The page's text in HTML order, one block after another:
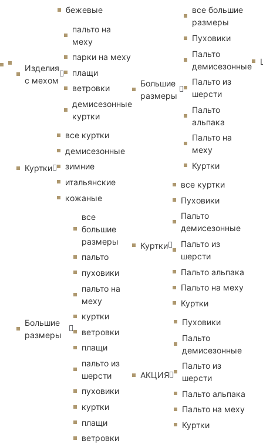
бежевые
Изделия
с мехом
пальто на
меху
парки на меху
плащи
ветровки
демисезонные
куртки
Куртки
все куртки
демисезонные
зимние
итальянские
кожаные
Большие
размеры
все
большие
размеры
пальто
пуховики
пальто на
меху
куртки
ветровки
плащи
пальто из
шерсти
пуховики
куртки
плащи
ветровки
Большие
размеры
все большие
размеры
Пуховики
Пальто
демисезонные
Пальто из
шерсти
Пальто
альпака
Пальто на
меху
Куртки
Куртки
все куртки
Пуховики
Пальто
демисезонные
Пальто из
шерсти
Пальто альпака
Пальто на меху
Куртки
АКЦИЯ
Пуховики
Пальто
демисезонные
Пальто из
шерсти
Пальто альпака
Пальто на меху
Куртки